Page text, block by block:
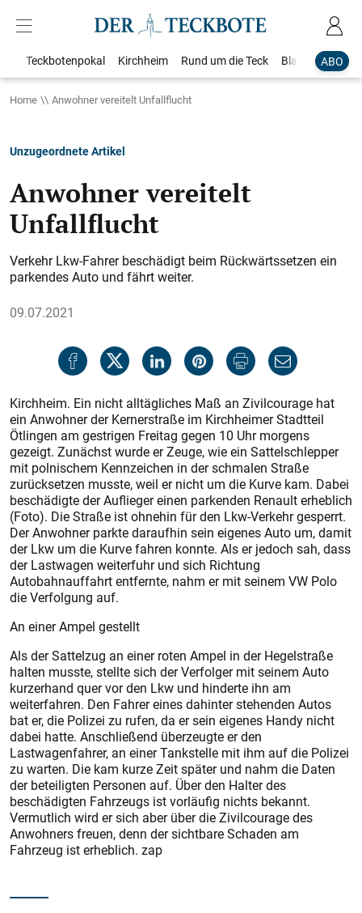
ABO
Teckbotenpokal Kirchheim Rund um die Teck Blaulicht
Home Anwohner vereitelt Unfallflucht
Unzugeordnete Artikel
Anwohner vereitelt
Unfallflucht
Verkehr Lkw-Fahrer beschädigt beim Rückwärtssetzen ein
parkendes Auto und fährt weiter.
09.07.2021
Kirchheim. Ein nicht alltägliches Maß an Zivilcourage hat
ein Anwohner der Kernerstraße im Kirchheimer Stadtteil
Ötlingen am gestrigen Freitag gegen 10 Uhr morgens
gezeigt. Zunächst wurde er Zeuge, wie ein Sattelschlepper
mit polnischem Kennzeichen in der schmalen Straße
zurücksetzen musste, weil er nicht um die Kurve kam. Dabei
beschädigte der Auflieger einen parkenden Renault erheblich
(Foto). Die Straße ist ohnehin für den Lkw-Verkehr gesperrt.
Der Anwohner parkte daraufhin sein eigenes Auto um, damit
der Lkw um die Kurve fahren konnte. Als er jedoch sah, dass
der Lastwagen weiterfuhr und sich Richtung
Autobahnauffahrt entfernte, nahm er mit seinem VW Polo
die Verfolgung auf.
An einer Ampel gestellt
Als der Sattelzug an einer roten Ampel in der Hegelstraße
halten musste, stellte sich der Verfolger mit seinem Auto
kurzerhand quer vor den Lkw und hinderte ihn am
weiterfahren. Den Fahrer eines dahinter stehenden Autos
bat er, die Polizei zu rufen, da er sein eigenes Handy nicht
dabei hatte. Anschließend überzeugte er den
Lastwagenfahrer, an einer Tankstelle mit ihm auf die Polizei
zu warten. Die kam kurze Zeit später und nahm die Daten
der beteiligten Personen auf. Über den Halter des
beschädigten Fahrzeugs ist vorläufig nichts bekannt.
Vermutlich wird er sich aber über die Zivilcourage des
Anwohners freuen, denn der sichtbare Schaden am
Fahrzeug ist erheblich. zap